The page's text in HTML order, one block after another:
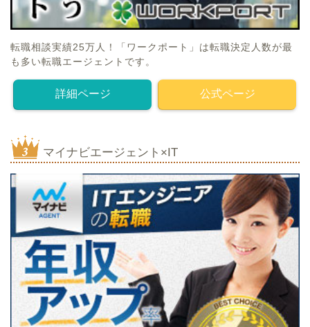
転職相談実績25万人！「ワークポート」は転職決定人数が最
も多い転職エージェントです。
詳細ページ 公式ページ
マイナビエージェント×IT